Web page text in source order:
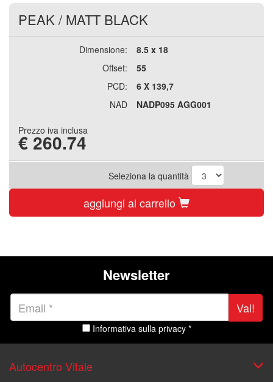
PEAK / MATT BLACK
Dimensione:
8.5 x 18
Offset:
55
PCD:
6 X 139,7
NAD
NADP095 AGG001
Prezzo iva inclusa
€ 260.74
Seleziona la quantità
aggiungi al carrello
Newsletter
Vai!
Informativa sulla privacy *
Autocentro Vitale